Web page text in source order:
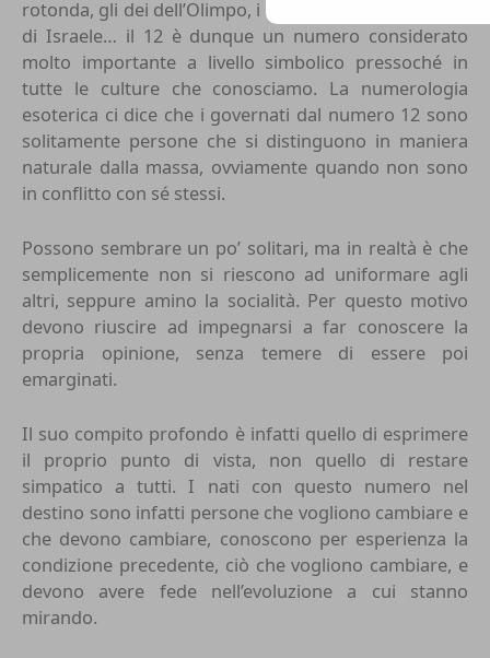
rotonda, gli dei dell’Olimpo, i figli di Giacobbe, le tribù
di Israele… il 12 è dunque un numero considerato
molto importante a livello simbolico pressoché in
tutte le culture che conosciamo. La numerologia
esoterica ci dice che i governati dal numero 12 sono
solitamente persone che si distinguono in maniera
naturale dalla massa, ovviamente quando non sono
in conflitto con sé stessi.
Possono sembrare un po’ solitari, ma in realtà è che
semplicemente non si riescono ad uniformare agli
altri, seppure amino la socialità. Per questo motivo
devono riuscire ad impegnarsi a far conoscere la
propria opinione, senza temere di essere poi
emarginati.
Il suo compito profondo è infatti quello di esprimere
il proprio punto di vista, non quello di restare
simpatico a tutti. I nati con questo numero nel
destino sono infatti persone che vogliono cambiare e
che devono cambiare, conoscono per esperienza la
condizione precedente, ciò che vogliono cambiare, e
devono avere fede nell’evoluzione a cui stanno
mirando.